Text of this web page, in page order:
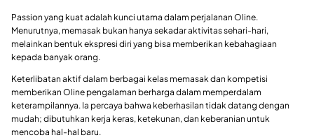
Passion yang kuat adalah kunci utama dalam perjalanan Oline.
Menurutnya, memasak bukan hanya sekadar aktivitas sehari-hari,
melainkan bentuk ekspresi diri yang bisa memberikan kebahagiaan
kepada banyak orang.
Keterlibatan aktif dalam berbagai kelas memasak dan kompetisi
memberikan Oline pengalaman berharga dalam memperdalam
keterampilannya. Ia percaya bahwa keberhasilan tidak datang dengan
mudah; dibutuhkan kerja keras, ketekunan, dan keberanian untuk
mencoba hal-hal baru.